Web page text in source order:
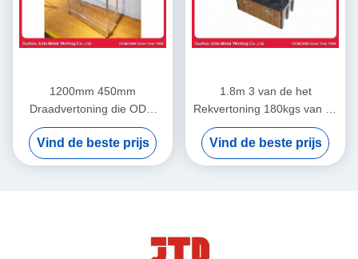
1200mm 450mm
Draadvertoning die ODM
opschorten het Rek van het
4 Laagroestvrije staal
Vind de beste prijs
1.8m 3 van de het
Rekvertoning 180kgs van de
Rijdraad het Zwarte de
Draad Opschorten met
Wielen
Vind de beste prijs